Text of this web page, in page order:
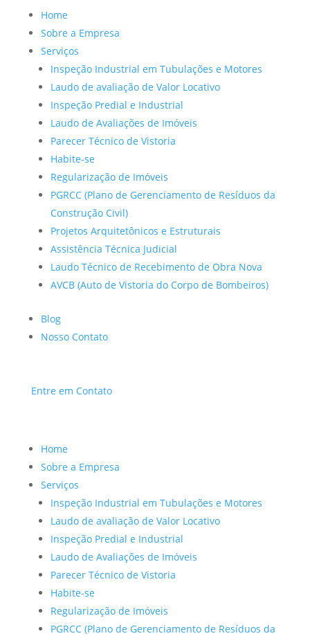
Home
Sobre a Empresa
Serviços
Inspeção Industrial em Tubulações e Motores
Laudo de avaliação de Valor Locativo
Inspeção Predial e Industrial
Laudo de Avaliações de Imóveis
Parecer Técnico de Vistoria
Habite-se
Regularização de Imóveis
PGRCC (Plano de Gerenciamento de Resíduos da
Construção Civil)
Projetos Arquitetônicos e Estruturais
Assistência Técnica Judicial
Laudo Técnico de Recebimento de Obra Nova
AVCB (Auto de Vistoria do Corpo de Bombeiros)
Blog
Nosso Contato
Entre em Contato
Home
Sobre a Empresa
Serviços
Inspeção Industrial em Tubulações e Motores
Laudo de avaliação de Valor Locativo
Inspeção Predial e Industrial
Laudo de Avaliações de Imóveis
Parecer Técnico de Vistoria
Habite-se
Regularização de Imóveis
PGRCC (Plano de Gerenciamento de Resíduos da